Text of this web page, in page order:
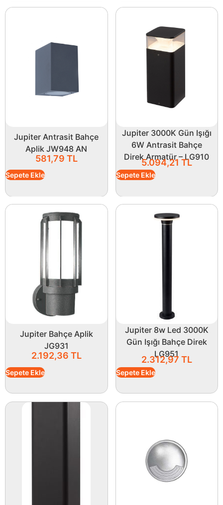
Jupiter Antrasit Bahçe
Aplik JW948 AN
581,79 TL
Sepete Ekle
Jupiter 3000K Gün Işığı
6W Antrasit Bahçe
Direk Armatür – LG910
5.094,21 TL
Sepete Ekle
Jupiter Bahçe Aplik
JG931
2.192,36 TL
Sepete Ekle
Jupiter 8w Led 3000K
Gün Işığı Bahçe Direk
LG951
2.312,97 TL
Sepete Ekle